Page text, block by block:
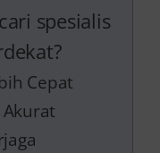
spesialis
Cepat